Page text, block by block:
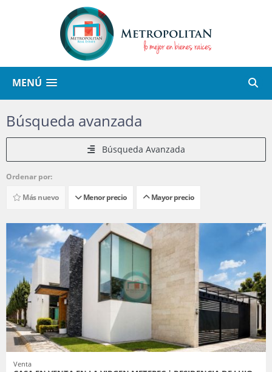
MENÚ
Búsqueda avanzada
Búsqueda Avanzada
Ordenar por:
Más nuevo
Menor precio Mayor precio
Venta